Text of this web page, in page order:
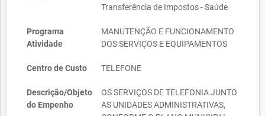
Transferência de Impostos - Saúde
Programa
Atividade
MANUTENÇÃO E FUNCIONAMENTO
DOS SERVIÇOS E EQUIPAMENTOS
Centro de Custo TELEFONE
Descrição/Objeto
do Empenho
OS SERVIÇOS DE TELEFONIA JUNTO
AS UNIDADES ADMINISTRATIVAS,